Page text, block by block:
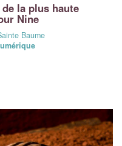
la plus haute
Nine
Baume